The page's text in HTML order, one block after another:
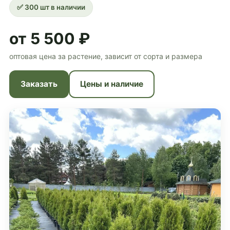
✅ 300 шт в наличии
от 5 500 ₽
оптовая цена за растение, зависит от сорта и размера
Заказать Цены и наличие